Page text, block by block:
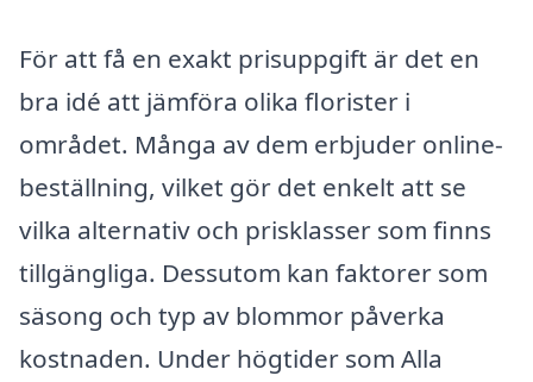
För att få en exakt prisuppgift är det en
bra idé att jämföra olika florister i
området. Många av dem erbjuder online-
beställning, vilket gör det enkelt att se
vilka alternativ och prisklasser som finns
tillgängliga. Dessutom kan faktorer som
säsong och typ av blommor påverka
kostnaden. Under högtider som Alla